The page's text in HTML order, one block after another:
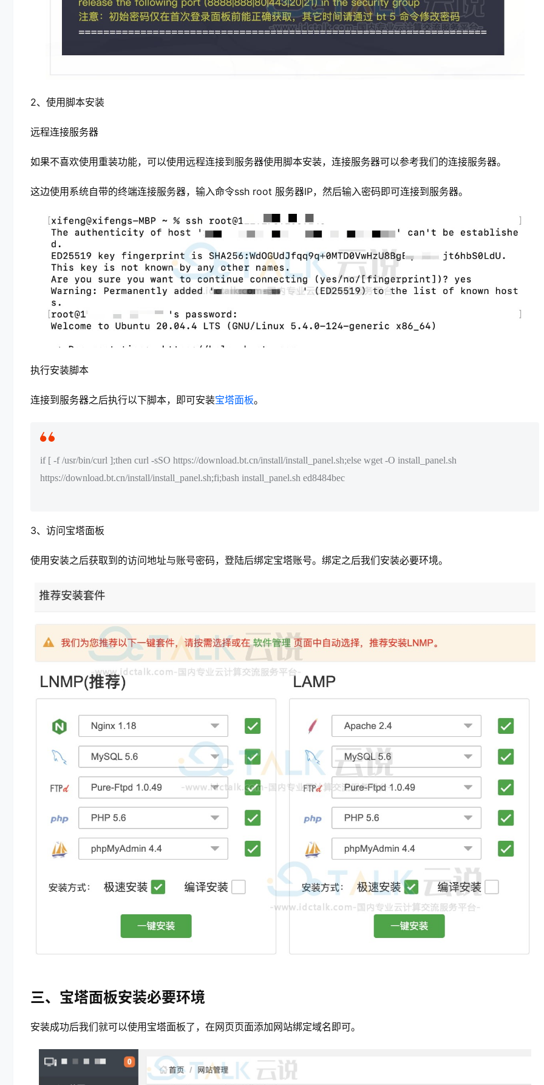
2、使用脚本安装
远程连接服务器
如果不喜欢使用重装功能，可以使用远程连接到服务器使用脚本安装，连接服务器可以参考我们的连接服务器。
这边使用系统自带的终端连接服务器，输入命令ssh root 服务器IP，然后输入密码即可连接到服务器。
执行安装脚本
连接到服务器之后执行以下脚本，即可安装宝塔面板。
if [ -f /usr/bin/curl ];then curl -sSO https://download.bt.cn/install/install_panel.sh;else wget -O install_panel.sh
https://download.bt.cn/install/install_panel.sh;fi;bash install_panel.sh ed8484bec
3、访问宝塔面板
使用安装之后获取到的访问地址与账号密码，登陆后绑定宝塔账号。绑定之后我们安装必要环境。
三、宝塔面板安装必要环境
安装成功后我们就可以使用宝塔面板了，在网页页面添加网站绑定域名即可。